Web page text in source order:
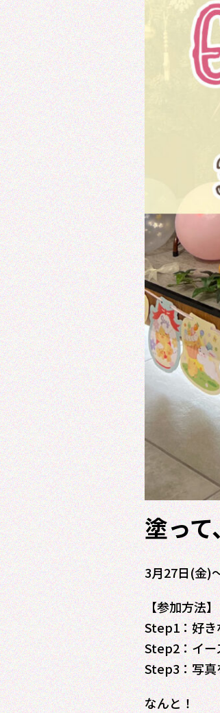
塗っ
3月27日(金)
【参加方法】
Step1：好き
Step2：イ
Step3：写
なんと！